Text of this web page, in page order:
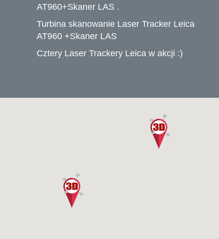
AT960+Skaner LAS .
Turbina skanowanie Laser Tracker Leica
AT960 +Skaner LAS
Cztery Laser Trackery Leica w akcji :)